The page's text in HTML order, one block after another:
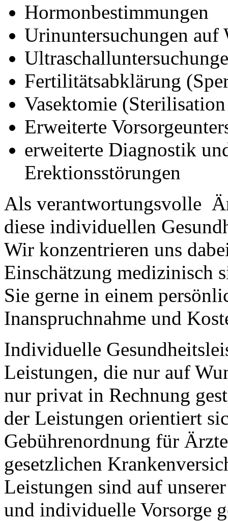
Hormonbestimmungen
Urinuntersuchungen auf
Fertilitätsabklärung
Vasektomie
Erweiterte
erweiterte Diagnostik
Erektionsstörungen
Als verantwortungsvolle
diese individuellen
Wir konzentrieren uns
Einschätzung medizinisch
Sie gerne in einem
Inanspruchnahme und
Individuelle
Leistungen, die nur auf
nur privat in Rechnung
der Leistungen orientiert
Gebührenordnung für
gesetzlichen
Leistungen sind auf
und individuelle Vorsorge